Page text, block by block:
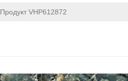
Продукт VHP612872